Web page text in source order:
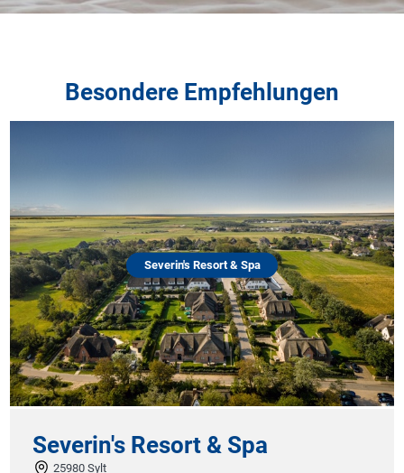
Besondere Empfehlungen
Severin's Resort & Spa
Severin's Resort & Spa
25980 Sylt